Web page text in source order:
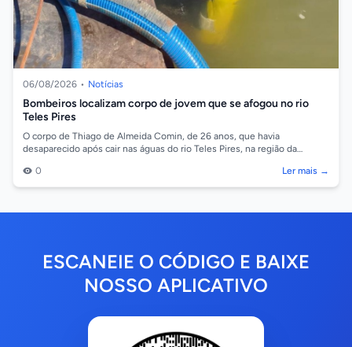
06/08/2026 • Notícias
Bombeiros localizam corpo de jovem que se afogou no rio
Teles Pires
O corpo de Thiago de Almeida Comin, de 26 anos, que havia
desaparecido após cair nas águas do rio Teles Pires, na região da
0
Ler mais →
ESCANEIE O CÓDIGO E BAIXE
NOSSO APLICATIVO